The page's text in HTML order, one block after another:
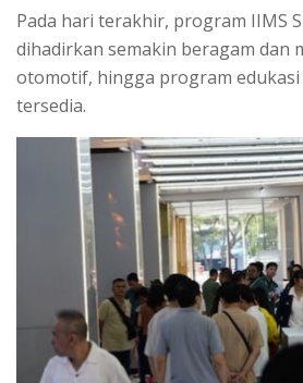
Pada hari terakhir, program IIMS
dihadirkan semakin beragam dan
otomotif, hingga program
tersedia.